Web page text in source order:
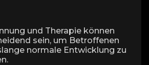
und Therapie können
sein, um Betroffenen
normale Entwicklung zu